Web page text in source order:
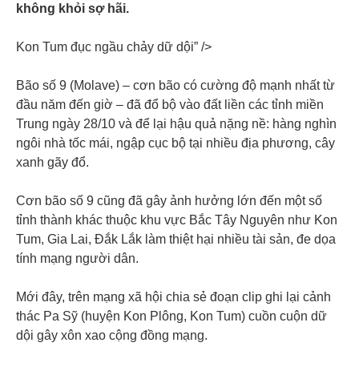
không khỏi sợ hãi.
Kon Tum đục ngầu chảy dữ dội” />
Bão số 9 (Molave) – cơn bão có cường độ mạnh nhất từ
đầu năm đến giờ – đã đổ bộ vào đất liền các tỉnh miền
Trung ngày 28/10 và để lại hậu quả nặng nề: hàng nghìn
ngôi nhà tốc mái, ngập cục bộ tại nhiều địa phương, cây
xanh gãy đổ.
Cơn bão số 9 cũng đã gây ảnh hưởng lớn đến một số
tỉnh thành khác thuộc khu vực Bắc Tây Nguyên như Kon
Tum, Gia Lai, Đắk Lắk làm thiệt hại nhiều tài sản, đe dọa
tính mạng người dân.
Mới đây, trên mạng xã hội chia sẻ đoạn clip ghi lại cảnh
thác Pa Sỹ (huyện Kon Plông, Kon Tum) cuồn cuộn dữ
dội gây xôn xao cộng đồng mạng.